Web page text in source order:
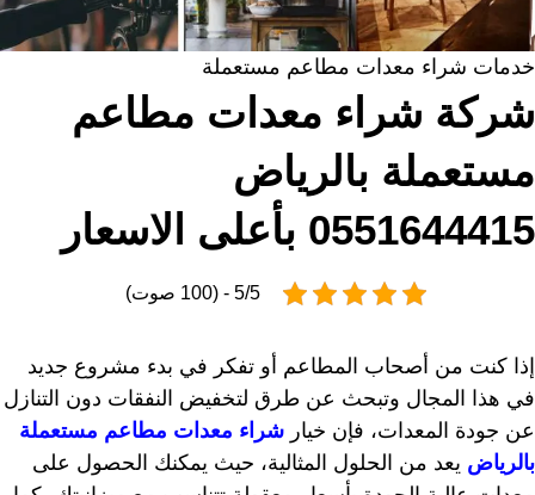
خدمات شراء معدات مطاعم مستعملة
شركة شراء معدات مطاعم
مستعملة بالرياض
0551644415 بأعلى الاسعار
5/5 - (100 صوت)
إذا كنت من أصحاب المطاعم أو تفكر في بدء مشروع جديد
في هذا المجال وتبحث عن طرق لتخفيض النفقات دون التنازل
عن جودة المعدات، فإن خيار شراء معدات مطاعم مستعملة
بالرياض يعد من الحلول المثالية، حيث يمكنك الحصول على